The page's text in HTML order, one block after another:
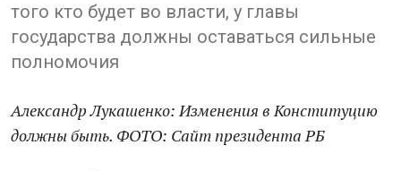
того кто будет во власти, у главы
государства должны оставаться сильные
полномочия
Александр Лукашенко: Изменения в Конституцию
должны быть. ФОТО: Сайт президента РБ